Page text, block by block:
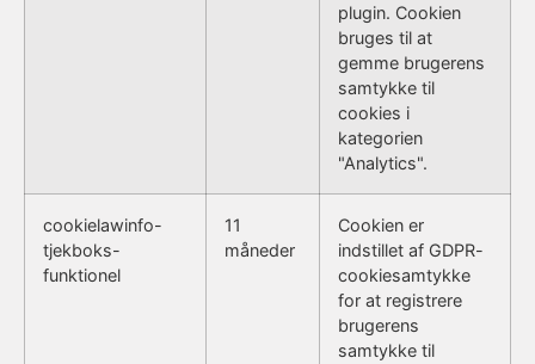
plugin. Cookien
bruges til at
gemme brugerens
samtykke til
cookies i
kategorien
"Analytics".
cookielawinfo-
tjekboks-
funktionel
11
måneder
Cookien er
indstillet af GDPR-
cookiesamtykke
for at registrere
brugerens
samtykke til